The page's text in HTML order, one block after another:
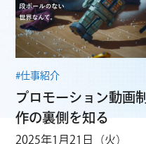
#仕事紹介
プロモーション動画制
作の裏側を知る
2025年1月21日（火）